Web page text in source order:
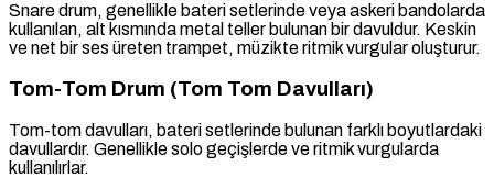
Snare drum, genellikle bateri setlerinde veya askeri bandolarda
kullanılan, alt kısmında metal teller bulunan bir davuldur. Keskin
ve net bir ses üreten trampet, müzikte ritmik vurgular oluşturur.
Tom-Tom Drum (Tom Tom Davulları)
Tom-tom davulları, bateri setlerinde bulunan farklı boyutlardaki
davullardır. Genellikle solo geçişlerde ve ritmik vurgularda
kullanılırlar.